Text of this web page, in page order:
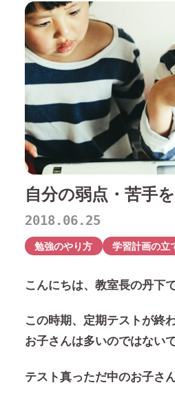
自分の弱点・苦手
2018.06.25
勉強のやり方 学習計画の立
こんにちは、教室長の丹下で
この時期、定期テストが終
お子さんは多いのではない
テスト真っただ中のお子さ